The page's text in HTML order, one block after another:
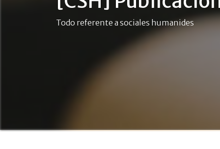
Todo referente a sociales humanides